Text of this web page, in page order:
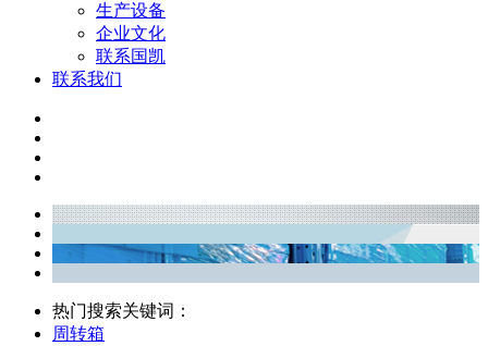
生产设备
企业文化
联系国凯
联系我们
热门搜索关键词：
周转箱